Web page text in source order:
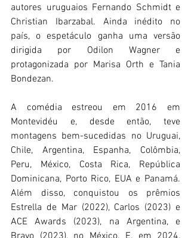
autores uruguaios Fernando Schmidt e
Christian Ibarzabal. Ainda inédito no
país, o espetáculo ganha uma versão
dirigida por Odilon Wagner e
protagonizada por Marisa Orth e Tania
Bondezan.
A comédia estreou em 2016 em
Montevidéu e, desde então, teve
montagens bem-sucedidas no Uruguai,
Chile, Argentina, Espanha, Colômbia,
Peru, México, Costa Rica, República
Dominicana, Porto Rico, EUA e Panamá.
Além disso, conquistou os prêmios
Estrella de Mar (2022), Carlos (2023) e
ACE Awards (2023), na Argentina, e